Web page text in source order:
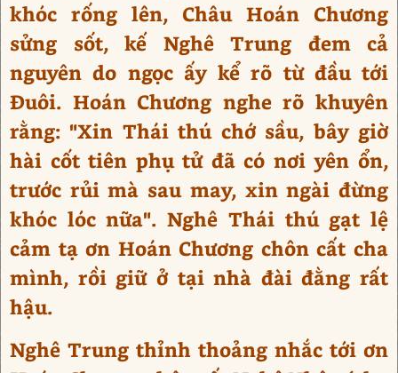
khóc rống lên, Châu Hoán Chương
sửng sốt, kế Nghê Trung đem cả
nguyên do ngọc ấy kể rõ từ đầu tới
Đuôi. Hoán Chương nghe rõ khuyên
rằng: "Xin Thái thú chớ sầu, bây giờ
hài cốt tiên phụ tử đã có nơi yên ổn,
trước rủi mà sau may, xin ngài đừng
khóc lóc nữa". Nghê Thái thú gạt lệ
cảm tạ ơn Hoán Chương chôn cất cha
mình, rồi giữ ở tại nhà đài đằng rất
hậu.
Nghê Trung thỉnh thoảng nhắc tới ơn